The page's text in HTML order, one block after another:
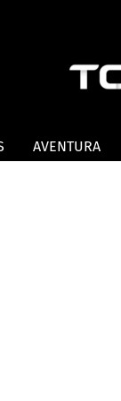
AVENTURA